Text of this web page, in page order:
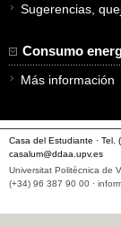
Sugerencias,
Consumo
Más información
Casa del Estudiante · Tel.
casalum@ddaa.upv.es
Universitat Politècnica de
(+34) 96 387 90 00 ·